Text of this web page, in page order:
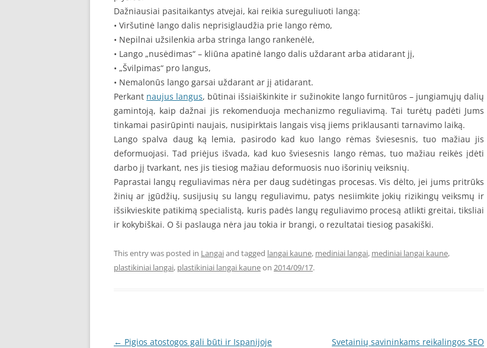
Dažniausiai pasitaikantys atvejai, kai reikia sureguliuoti langą:
• Viršutinė lango dalis neprisiglaudžia prie lango rėmo,
• Nepilnai užsilenkia arba stringa lango rankenėlė,
• Lango „nusėdimas“ – kliūna apatinė lango dalis uždarant arba atidarant jį,
• „Švilpimas“ pro langus,
• Nemalonūs lango garsai uždarant ar jį atidarant.
Perkant naujus langus, būtinai išsiaiškinkite ir sužinokite lango furnitūros – jungiamųjų dalių
gamintoją, kaip dažnai jis rekomenduoja mechanizmo reguliavimą. Tai turėtų padėti Jums
tinkamai pasirūpinti naujais, nusipirktais langais visą jiems priklausanti tarnavimo laiką.
Lango spalva daug ką lemia, pasirodo kad kuo lango rėmas šviesesnis, tuo mažiau jis
deformuojasi. Tad priėjus išvada, kad kuo šviesesnis lango rėmas, tuo mažiau reikės įdėti
darbo jį tvarkant, nes jis tiesiog mažiau deformuosis nuo išorinių veiksnių.
Paprastai langų reguliavimas nėra per daug sudėtingas procesas. Vis dėlto, jei jums pritrūks
žinių ar įgūdžių, susijusių su langų reguliavimu, patys nesiimkite jokių rizikingų veiksmų ir
išsikvieskite patikimą specialistą, kuris padės langų reguliavimo procesą atlikti greitai, tiksliai
ir kokybiškai. O ši paslauga nėra jau tokia ir brangi, o rezultatai tiesiog pasakiški.
This entry was posted in Langaiand tagged langai kaune, mediniai langai, mediniai langai kaune,
plastikiniai langai, plastikiniai langai kauneon 2014/09/17.
Post
← Pigios atostogos gali būti ir Ispanijoje
Svetainių savininkams reikalingos SEO